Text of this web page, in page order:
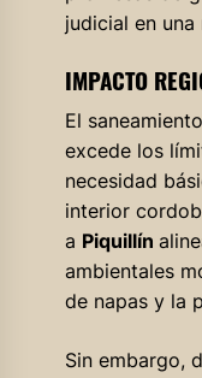
judicial en
IMPACTO
El
excede los
necesidad
interior
a Piquillín
ambientales
de napas y la
Sin embargo,